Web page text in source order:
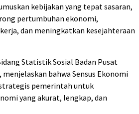
kebijakan yang tepat sasaran,
pertumbuhan ekonomi,
dan meningkatkan kesejahteraan
Statistik Sosial Badan Pusat
bahwa Sensus Ekonomi
pemerintah untuk
yang akurat, lengkap, dan